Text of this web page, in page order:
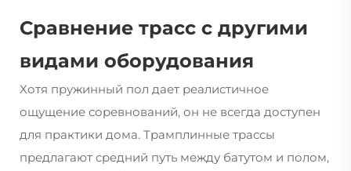
Сравнение трасс с другими
видами оборудования
Хотя пружинный пол дает реалистичное
ощущение соревнований, он не всегда доступен
для практики дома. Трамплинные трассы
предлагают средний путь между батутом и полом,